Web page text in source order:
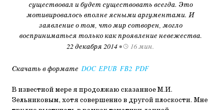
существовал и будет существовать всегда. Это
мотивировалось вполне ясными аргументами. И
заявление о том, что мир сотворен, могло
восприниматься только как проявление невежества.
22 декабря 2014 • 16 мин.
Скачать в формате DOC EPUB FB2 PDF
В известной мере я продолжаю сказанное М.И.
Зельниковым, хотя совершенно в другой плоскости. Мне